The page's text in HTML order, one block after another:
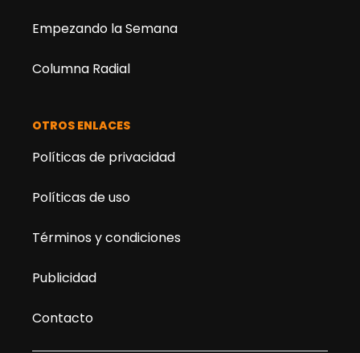
Empezando la Semana
Columna Radial
OTROS ENLACES
Políticas de privacidad
Políticas de uso
Términos y condiciones
Publicidad
Contacto